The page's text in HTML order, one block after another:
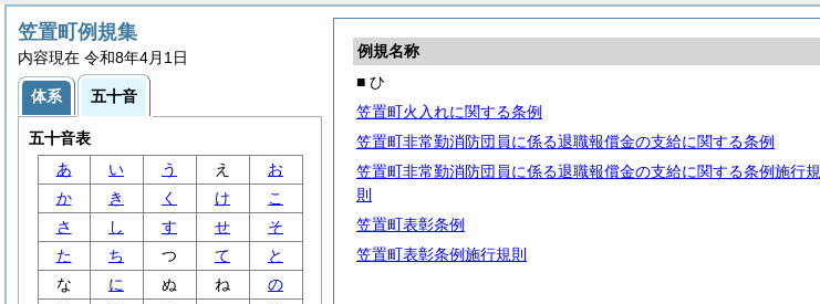
例規名称
■ ひ
笠置町火入れに関する条例
笠置町非常勤消防団員に係る退職報償金の支給に関する条例
笠置町非常勤消防団員に係る退職報償金の支給に関する条例施行規
則
笠置町表彰条例
笠置町表彰条例施行規則
笠置町例規集
内容現在 令和8年4月1日
体系 五十音
五十音表
あ
い う え
お
か
き く け
こ
さ
し す せ
そ
た
ち つ て
と
な
に ぬ ね
の